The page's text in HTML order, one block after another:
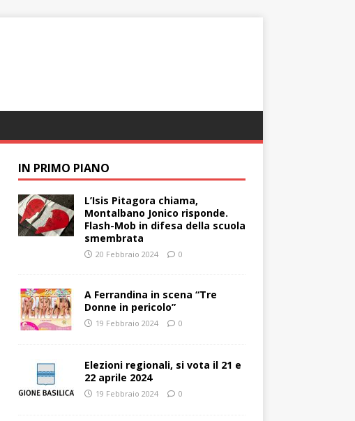
IN PRIMO PIANO
L’Isis Pitagora chiama,
Montalbano Jonico risponde.
Flash-Mob in difesa della scuola
smembrata
20 Febbraio 2024 0
A Ferrandina in scena “Tre
Donne in pericolo”
19 Febbraio 2024 0
Elezioni regionali, si vota il 21 e
22 aprile 2024
19 Febbraio 2024 0